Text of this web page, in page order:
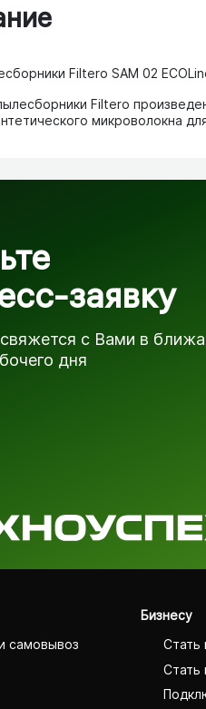
Filtero SAM 02
Filtero
микроволокна
заявку
с Вами в
дня
самовывоз
Бизнесу
Стать
Стать